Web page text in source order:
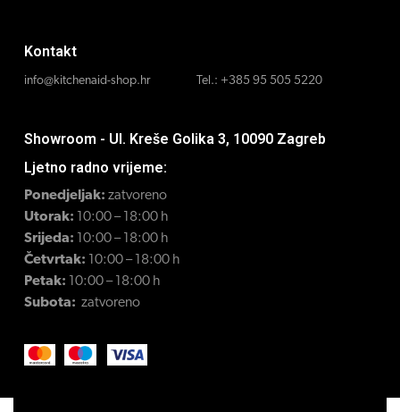
Kontakt
info@kitchenaid-shop.hr Tel.: +385 95 505 5220
Showroom - Ul. Kreše Golika 3, 10090 Zagreb
Ljetno radno vrijeme:
Ponedjeljak: zatvoreno
Utorak: 10:00 – 18:00 h
Srijeda: 10:00 – 18:00 h
Četvrtak: 10:00 – 18:00 h
Petak: 10:00 – 18:00 h
Subota: zatvoreno